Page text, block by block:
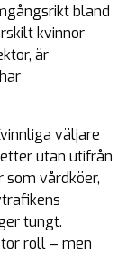
bland
kvinnor
är
väljare
utan utifrån
vårdköer,
tungt.
roll – men